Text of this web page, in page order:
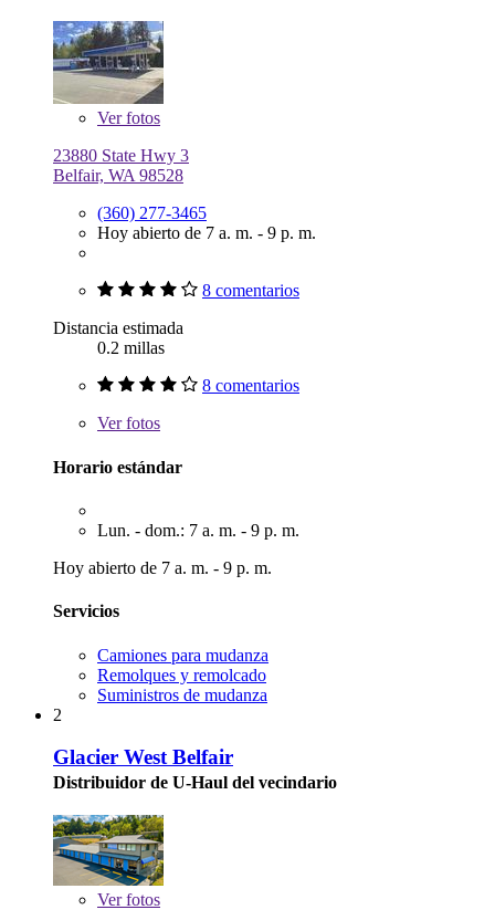
Verfotos
23880 State Hwy 3
Belfair, WA 98528
(360) 277-3465
Hoy abierto de 7 a. m. - 9 p. m.
8 comentarios
Distancia estimada
0.2 millas
8 comentarios
Verfotos
Horario estándar
Lun. - dom.: 7 a. m. - 9 p. m.
Hoy abierto de 7 a. m. - 9 p. m.
Servicios
Camiones para mudanza
Remolques y remolcado
Suministros de mudanza
2
Glacier West Belfair
Distribuidor de U-Haul del vecindario
Verfotos